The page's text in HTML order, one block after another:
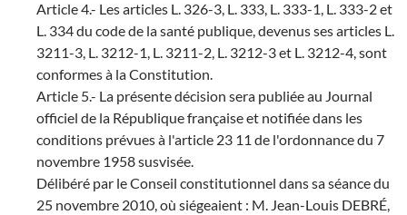
Article 4.- Les articles L. 326-3, L. 333, L. 333-1, L. 333-2 et
L. 334 du code de la santé publique, devenus ses articles L.
3211-3, L. 3212-1, L. 3211-2, L. 3212-3 et L. 3212-4, sont
conformes à la Constitution.
Article 5.- La présente décision sera publiée au Journal
officiel de la République française et notifiée dans les
conditions prévues à l'article 23 11 de l'ordonnance du 7
novembre 1958 susvisée.
Délibéré par le Conseil constitutionnel dans sa séance du
25 novembre 2010, où siégeaient : M. Jean-Louis DEBRÉ,